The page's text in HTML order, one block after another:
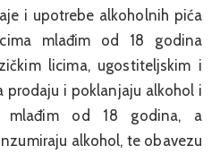
i upotrebe alkoholnih pića
mlađim od 18 godina
licima, ugostiteljskim i
prodaju i poklanjaju alkohol i
mlađim od 18 godina, a
alkohol, te obavezu